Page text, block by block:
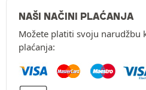
NAŠI NAČINI PLAĆANJA
Možete platiti svoju narudžbu
plaćanja: